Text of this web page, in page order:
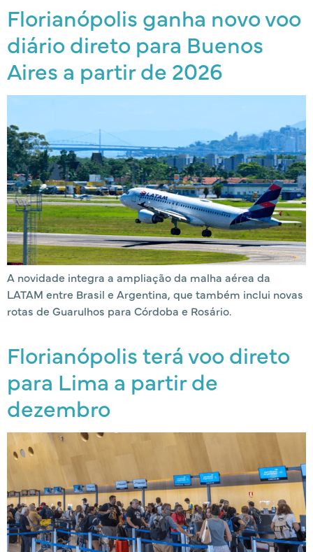
Florianópolis ganha novo voo
diário direto para Buenos
Aires a partir de 2026
A novidade integra a ampliação da malha aérea da
LATAM entre Brasil e Argentina, que também inclui novas
rotas de Guarulhos para Córdoba e Rosário.
Florianópolis terá voo direto
para Lima a partir de
dezembro